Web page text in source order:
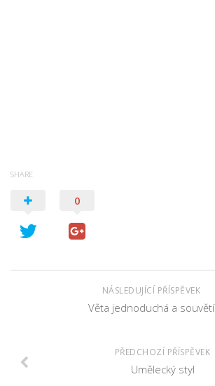
SHARE
0
NÁSLEDUJÍCÍ PŘÍSPĚVEK
Věta jednoduchá a souvětí
PŘEDCHOZÍ PŘÍSPĚVEK
Umělecký styl